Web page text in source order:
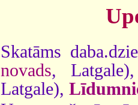
Skatāms
novads,
Latgale),